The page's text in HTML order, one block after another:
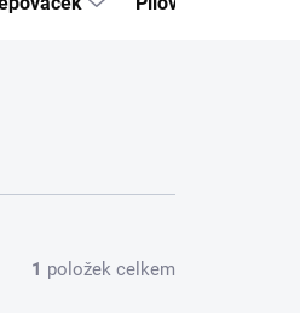
1 položek celkem